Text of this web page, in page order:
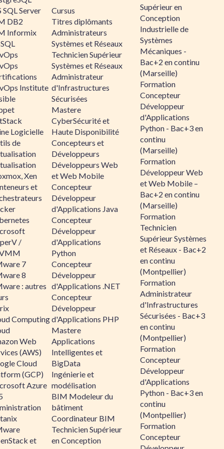
SQL Server
DB2
Informix
Institute
Logicielle
de
Xen
et
/
7
8
: autres
Computing
Web
(AWS)
Cloud
(GCP)
Azure
et
Cursus
Titres diplômants
Administrateurs
Systèmes et Réseaux
Technicien Supérieur
Systèmes et Réseaux
Administrateur
d'Infrastructures
Sécurisées
Mastere
CyberSécurité et
Haute Disponibilité
Concepteurs et
Développeurs
Développeurs Web
et Web Mobile
Concepteur
Développeur
d'Applications Java
Concepteur
Développeur
d'Applications
Python
Concepteur
Développeur
d'Applications .NET
Concepteur
Développeur
d'Applications PHP
Mastere
Applications
Intelligentes et
BigData
Ingénierie et
modélisation
BIM Modeleur du
bâtiment
Coordinateur BIM
Technicien Supérieur
en Conception
Supérieur en
Conception
Industrielle de
Systèmes
Mécaniques -
Bac+2 en continu
(Marseille)
Formation
Concepteur
Développeur
d'Applications
Python - Bac+3 en
continu
(Marseille)
Formation
Développeur Web
et Web Mobile –
Bac+2 en continu
(Marseille)
Formation
Technicien
Supérieur Systèmes
et Réseaux - Bac+2
en continu
(Montpellier)
Formation
Administrateur
d'Infrastructures
Sécurisées - Bac+3
en continu
(Montpellier)
Formation
Concepteur
Développeur
d'Applications
Python - Bac+3 en
continu
(Montpellier)
Formation
Concepteur